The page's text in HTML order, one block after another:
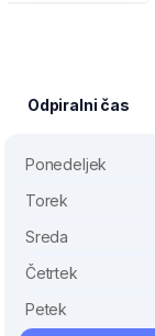
Odpiralni čas
Ponedeljek
Torek
Sreda
Četrtek
Petek